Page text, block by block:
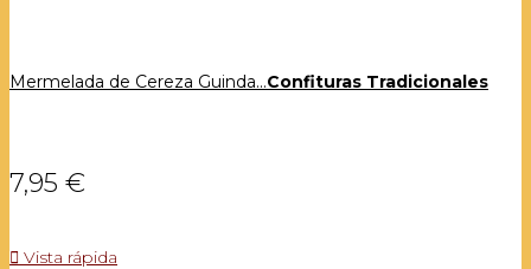
Mermelada de Cereza Guinda...Confituras Tradicionales
7,95 €
 Vista rápida